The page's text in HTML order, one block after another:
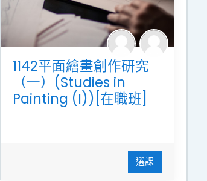
1142平面繪畫創作研究
（一）(Studies in
Painting (I))[在職班]
選課